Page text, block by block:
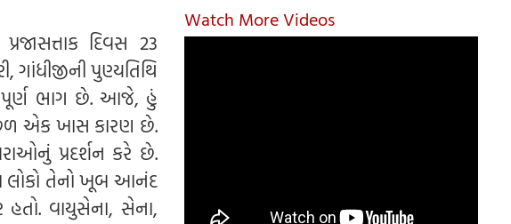
દિવસ 23
પુણ્યતિથિ
ભાગ છે. આજે, હું
એક ખાસ કારણ છે.
પ્રદર્શન કરે છે.
લોકો તેનો ખૂબ આનંદ
હતો. વાયુસેના, સેના,
Watch More Videos